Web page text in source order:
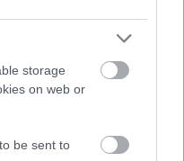
storage
on web or
be sent to
a širokej 2,5 cm,
Cez kopírovací
textz domácej
tenkým štetcom